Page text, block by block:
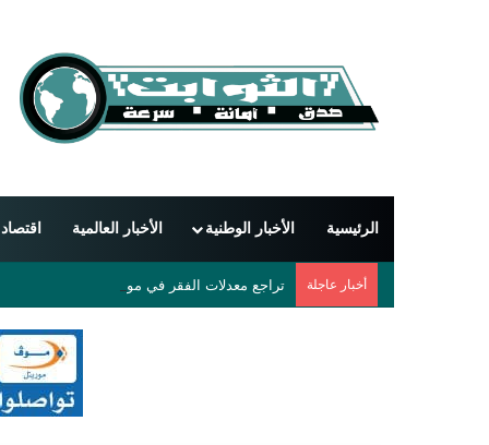
الرئيسية الأخبار الوطنية الأخبار العالمية اقتصاد
أخبار عاجلة تراجع معدلات الفقر في موريتانيا إلى 25% خلال 2025